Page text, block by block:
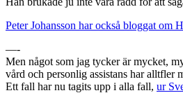
Peter Johansson har också bloggat om
—-
Men något som jag tycker är mycket,
vård och personlig assistans har alltfler
Ett fall har nu tagits upp i alla fall, ur